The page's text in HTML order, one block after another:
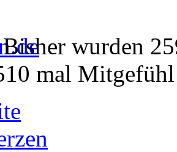
Bisher wurden
mal